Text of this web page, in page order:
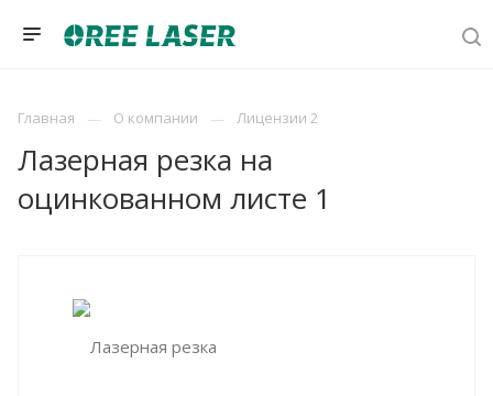
Главная О компании Лицензии 2
Лазерная резка на
оцинкованном листе 1